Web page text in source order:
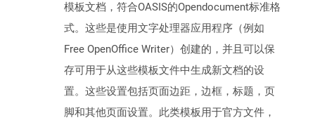
模板文档，符合OASIS的Opendocument标准格
式。这些是使用文字处理器应用程序（例如
Free OpenOffice Writer）创建的，并且可以保
存可用于从这些模板文件中生成新文档的设
置。这些设置包括页面边距，边框，标题，页
脚和其他页面设置。此类模板用于官方文件，